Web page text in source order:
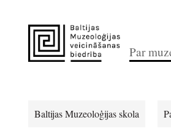
Par
Baltijas Muzeoloģijas skola